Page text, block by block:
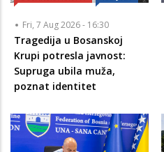
Fri, 7 Aug 2026 - 16:30
Tragedija u Bosanskoj
Krupi potresla javnost:
Supruga ubila muža,
poznat identitet